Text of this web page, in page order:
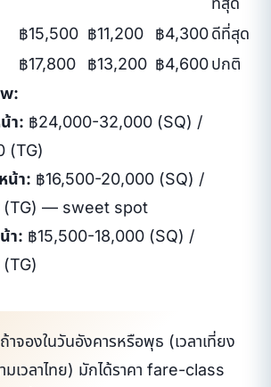
฿15,500 ฿11,200 ฿4,300ดีที่สุด
฿17,800 ฿13,200 ฿4,600ปกติ
า: ฿24,000-32,000 (SQ) /
(TG)
น้า: ฿16,500-20,000 (SQ) /
(TG) — sweet spot
า: ฿15,500-18,000 (SQ) /
ถ้าจองในวันอังคารหรือพุธ (เวลาเที่ยง
เวลาไทย) มักได้ราคา fare-class